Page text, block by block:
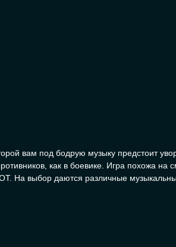
вам под бодрую музыку предстоит
как в боевике. Игра похожа на
На выбор даются различные